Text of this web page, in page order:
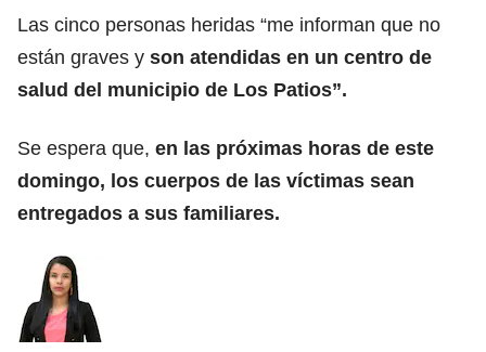
Las cinco personas heridas “me informan que no
están graves y son atendidas en un centro de
salud del municipio de Los Patios”.
Se espera que, en las próximas horas de este
domingo, los cuerpos de las víctimas sean
entregados a sus familiares.